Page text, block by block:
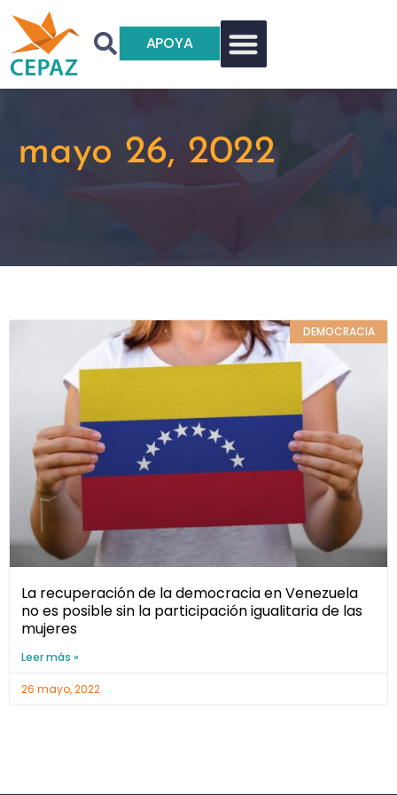
APOYA
mayo 26, 2022
DEMOCRACIA
La recuperación de la democracia en Venezuela
no es posible sin la participación igualitaria de las
mujeres
Leer más »
26 mayo, 2022